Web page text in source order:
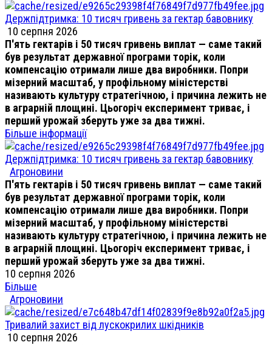
Держпідтримка: 10 тисяч гривень за гектар бавовнику
10 серпня 2026
П'ять гектарів і 50 тисяч гривень виплат — саме такий
був результат державної програми торік, коли
компенсацію отримали лише два виробники. Попри
мізерний масштаб, у профільному міністерстві
називають культуру стратегічною, і причина лежить не
в аграрній площині. Цьогоріч експеримент триває, і
перший урожай зберуть уже за два тижні.
Більше інформації
Держпідтримка: 10 тисяч гривень за гектар бавовнику
Агроновини
П'ять гектарів і 50 тисяч гривень виплат — саме такий
був результат державної програми торік, коли
компенсацію отримали лише два виробники. Попри
мізерний масштаб, у профільному міністерстві
називають культуру стратегічною, і причина лежить не
в аграрній площині. Цьогоріч експеримент триває, і
перший урожай зберуть уже за два тижні.
10 серпня 2026
Більше
Агроновини
Тривалий захист від лускокрилих шкідників
10 серпня 2026